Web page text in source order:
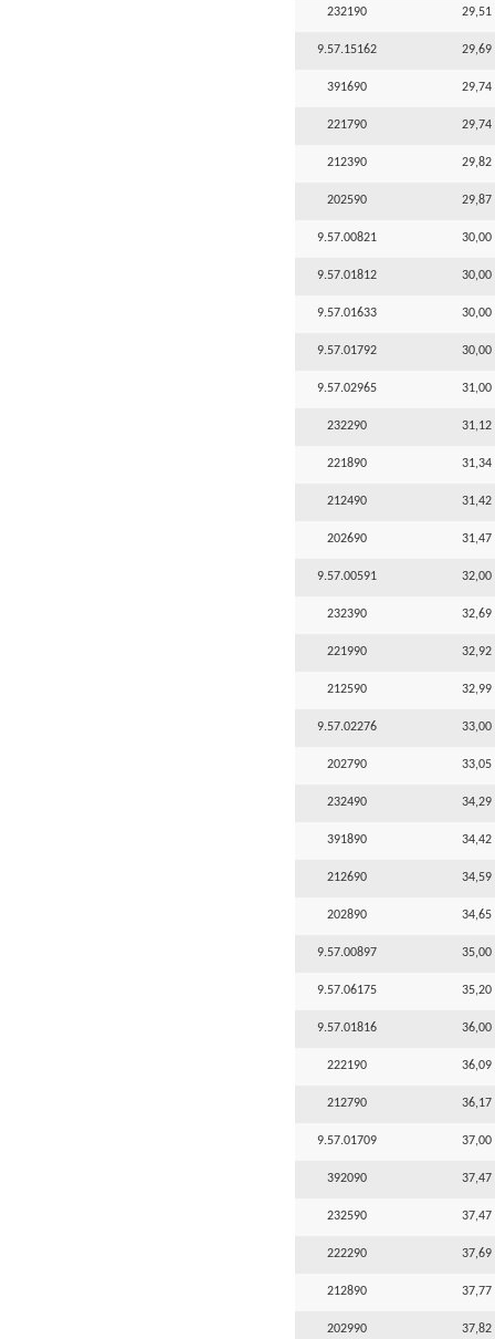
232190 29,51
9.57.15162 29,69
391690 29,74
221790 29,74
212390 29,82
202590 29,87
9.57.00821 30,00
9.57.01812 30,00
9.57.01633 30,00
9.57.01792 30,00
9.57.02965 31,00
232290 31,12
221890 31,34
212490 31,42
202690 31,47
9.57.00591 32,00
232390 32,69
221990 32,92
212590 32,99
9.57.02276 33,00
202790 33,05
232490 34,29
391890 34,42
212690 34,59
202890 34,65
9.57.00897 35,00
9.57.06175 35,20
9.57.01816 36,00
222190 36,09
212790 36,17
9.57.01709 37,00
392090 37,47
232590 37,47
222290 37,69
212890 37,77
202990 37,82